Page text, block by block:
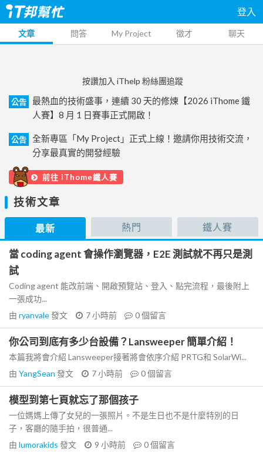
登入
文章 問答 My Project 徵才 聊天
按讚加入 iThelp 粉絲團追蹤
公告
最熱血的技術盛事，連續 30 天的修煉【2026 iThome 鐵
人賽】8 月 1 日賽事正式開啟！
公告
全新專區「My Project」正式上線！邀請你用技術交流，
分享最真實的開發經驗
前往 iThome鐵人賽
技術文章
最新 熱門 鐵人賽
當 coding agent 會操作瀏覽器，E2E 測試就不再只是測
試
Coding agent 能改前端、開啟預覽站、登入、點完流程，最後附上
一張成功...
由 ryanvale發文 7 小時前 0個留言
你公司到底有多少台設備？Lansweeper 簡單介紹！
本篇我將會介紹 Lansweeper接著將會依序介紹 PRTG和 SolarWi...
由 YangSean 發文 7 小時前 0個留言
模型到第七頁就忘了那個孩子
一位媽媽上傳了女兒的一張照片。不是生日也不是什麼特別的日
子，客廳的隨手拍，很普通...
由 lumorakids 發文 9 小時前 0個留言